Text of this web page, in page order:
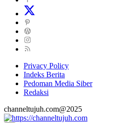
Privacy Policy
Indeks Berita
Pedoman Media Siber
Redaksi
channeltujuh.com@2025